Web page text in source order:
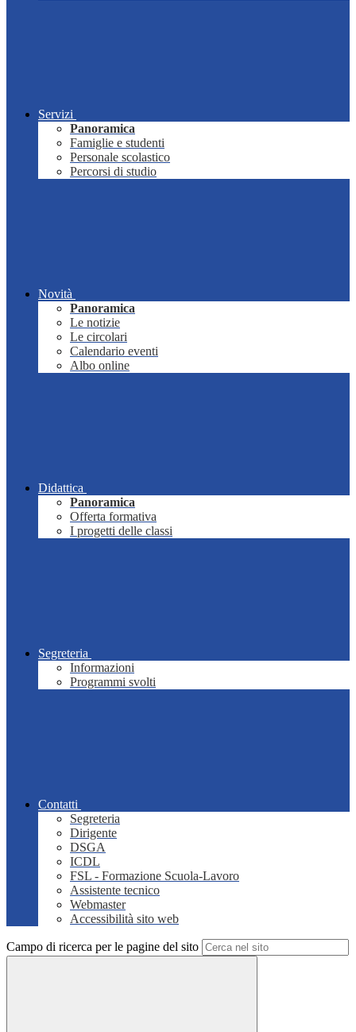
Servizi
Panoramica
Famiglie e studenti
Personale scolastico
Percorsi di studio
Novità
Panoramica
Le notizie
Le circolari
Calendario eventi
Albo online
Didattica
Panoramica
Offerta formativa
I progetti delle classi
Segreteria
Informazioni
Programmi svolti
Contatti
Segreteria
Dirigente
DSGA
ICDL
FSL - Formazione Scuola-Lavoro
Assistente tecnico
Webmaster
Accessibilità sito web
Campo di ricerca per le pagine del sito